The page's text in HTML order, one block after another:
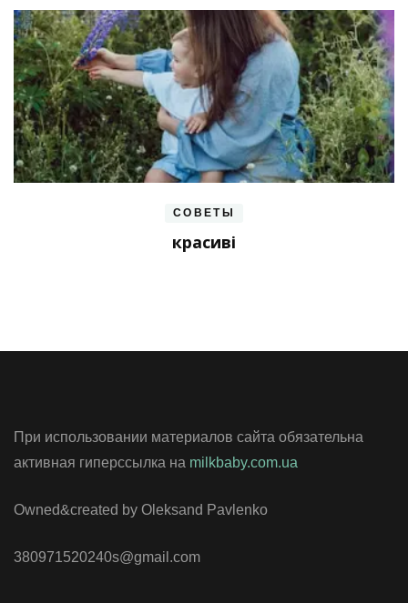
СОВЕТЫ
красиві
При использовании материалов сайта обязательна
активная гиперссылка на milkbaby.com.ua
Owned&created by Oleksand Pavlenko
380971520240s@gmail.com